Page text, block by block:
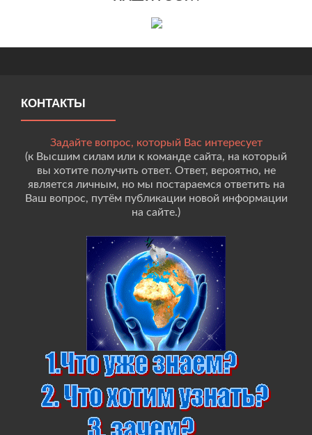
КОНТАКТЫ
Задайте вопрос, который Вас интересует
(к Высшим силам или к команде сайта, на который
вы хотите получить ответ. Ответ, вероятно, не
является личным, но мы постараемся ответить на
Ваш вопрос, путём публикации новой информации
на сайте.)